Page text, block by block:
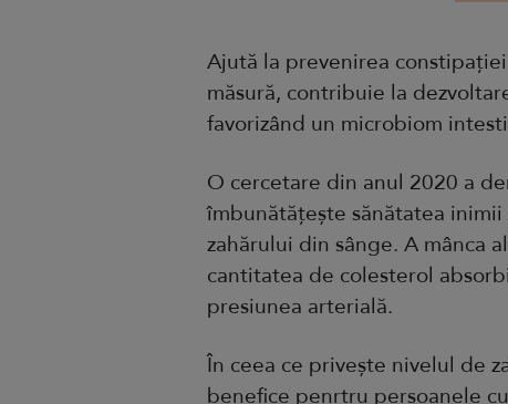
Ajută la prevenirea
măsură, contribuie la
favorizând un microbiom
O cercetare din anul 2020 a
îmbunătățește sănătatea
zahărului din sânge. A mânca
cantitatea de colesterol
presiunea arterială.
În ceea ce privește nivelul de
benefice penrtru persoanele